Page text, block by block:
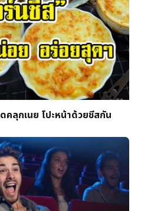
คลุกเนย โปะหน้าด้วยชีสกัน